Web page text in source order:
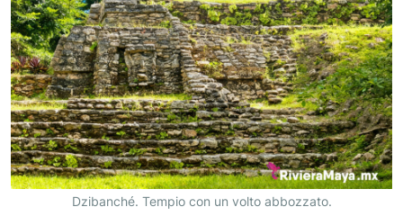
Dzibanché. Tempio con un volto abbozzato.